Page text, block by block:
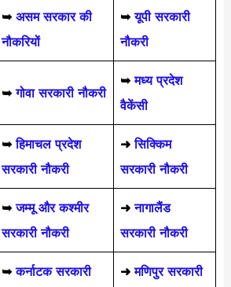
➥ असम सरकार की
नौकरियों
➥ यूपी सरकारी
नौकरी
➥गोवा सरकारी नौकरी
➥ मध्य प्रदेश
वैकेंसी
➥हिमाचल प्रदेश
सरकारी नौकरी
➜ सिक्किम
सरकारी नौकरी
➥जम्मू और कश्मीर
सरकारी नौकरी
➜ नागालैंड
सरकारी नौकरी
➥ कर्नाटक सरकारी
➜ मणिपुर सरकारी